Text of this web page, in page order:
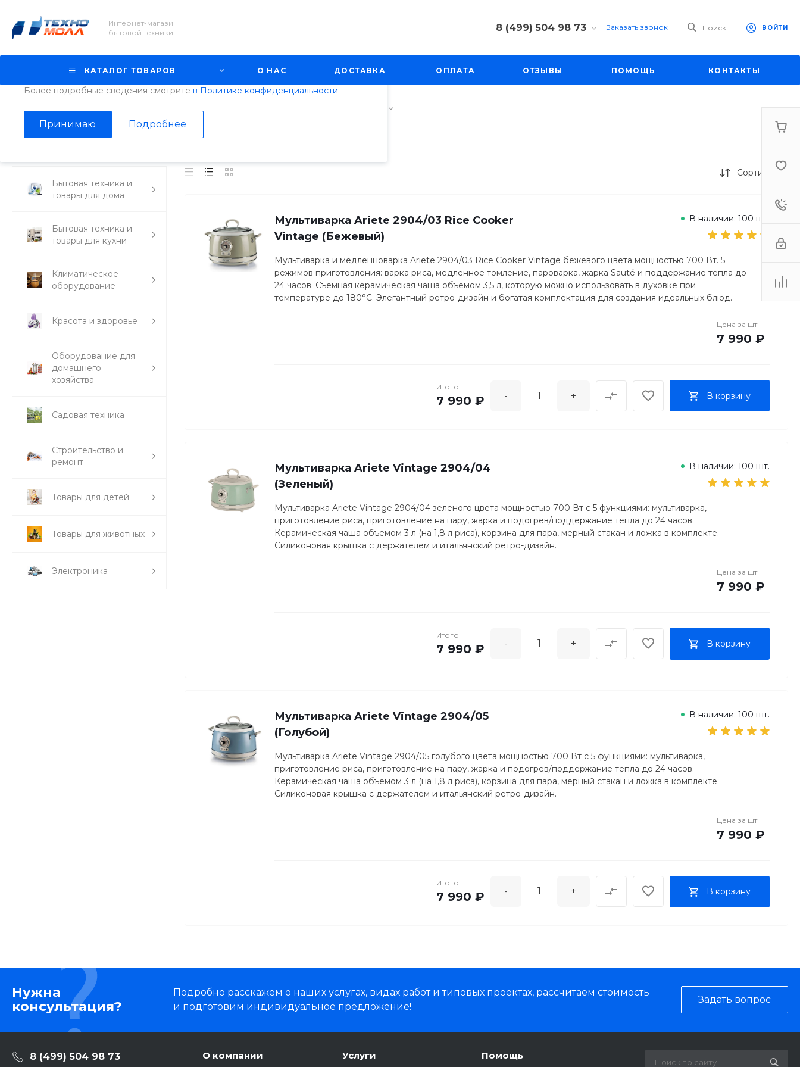
Использование файлов Cookie
Мы используем файлы cookie, разработанные нашими специалистами и
третьими лицами, для анализа событий на нашем веб-сайте. Продолжая
Более подробные сведения смотрите в Политике конфиденциальности.
Принимаю Подробнее
Интернет-магазин
бытовой техники
8 (499) 504 98 73
8 (499) 504 98 73
г. Москва, ул. Большая
Заказать звонок Поиск ВОЙТИ
КАТАЛОГ ТОВАРОВ О НАС ДОСТАВКА ОПЛАТА ОТЗЫВЫ ПОМОЩЬ КОНТАКТЫ
Ariete
Бытовая техника и
товары для дома
Бытовая техника и
товары для кухни
Климатическое
оборудование
Красота и здоровье
Оборудование для
домашнего
хозяйства
Садовая техника
Строительство и
ремонт
Товары для детей
Товары для животных
Электроника
Сортировка
Мультиварка Ariete 2904/03 Rice Cooker
Vintage (Бежевый)
В наличии: 100 шт.
Мультиварка и медленноварка Ariete 2904/03 Rice Cooker Vintage бежевого цвета мощностью 700 Вт. 5
режимов приготовления: варка риса, медленное томление, пароварка, жарка Sauté и поддержание тепла до
24 часов. Съемная керамическая чаша объемом 3,5 л, которую можно использовать в духовке при
температуре до 180°C. Элегантный ретро-дизайн и богатая комплектация для создания идеальных блюд.
Цена за шт
7 990 ₽
Итого
7 990 ₽ - + В корзину
Мультиварка Ariete Vintage 2904/04
(Зеленый)
В наличии: 100 шт.
Мультиварка Ariete Vintage 2904/04 зеленого цвета мощностью 700 Вт с 5 функциями: мультиварка,
приготовление риса, приготовление на пару, жарка и подогрев/поддержание тепла до 24 часов.
Керамическая чаша объемом 3 л (на 1,8 л риса), корзина для пара, мерный стакан и ложка в комплекте.
Силиконовая крышка с держателем и итальянский ретро-дизайн.
Цена за шт
7 990 ₽
Итого
7 990 ₽ - + В корзину
Мультиварка Ariete Vintage 2904/05
(Голубой)
В наличии: 100 шт.
Мультиварка Ariete Vintage 2904/05 голубого цвета мощностью 700 Вт с 5 функциями: мультиварка,
приготовление риса, приготовление на пару, жарка и подогрев/поддержание тепла до 24 часов.
Керамическая чаша объемом 3 л (на 1,8 л риса), корзина для пара, мерный стакан и ложка в комплекте.
Силиконовая крышка с держателем и итальянский ретро-дизайн.
Цена за шт
7 990 ₽
Итого
7 990 ₽ - + В корзину
Нужна
консультация?
Подробно расскажем о наших услугах, видах работ и типовых проектах, рассчитаем стоимость
и подготовим индивидуальное предложение!
Задать вопрос
8 (499) 504 98 73 О компании Услуги Помощь